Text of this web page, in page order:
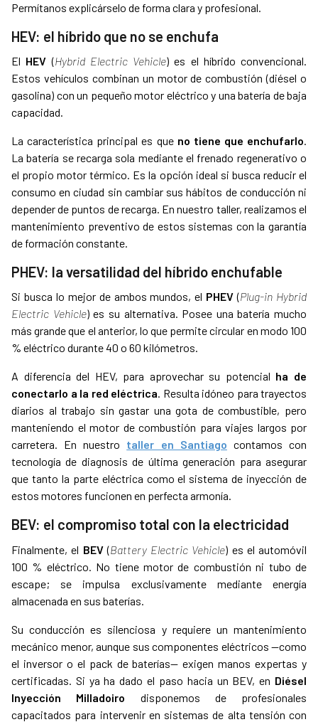
Permítanos explicárselo de forma clara y profesional.
HEV: el híbrido que no se enchufa
El HEV (Hybrid Electric Vehicle) es el híbrido convencional.
Estos vehículos combinan un motor de combustión (diésel o
gasolina) con un pequeño motor eléctrico y una batería de baja
capacidad.
La característica principal es que no tiene que enchufarlo.
La batería se recarga sola mediante el frenado regenerativo o
el propio motor térmico. Es la opción ideal si busca reducir el
consumo en ciudad sin cambiar sus hábitos de conducción ni
depender de puntos de recarga. En nuestro taller, realizamos el
mantenimiento preventivo de estos sistemas con la garantía
de formación constante.
PHEV: la versatilidad del híbrido enchufable
Si busca lo mejor de ambos mundos, el PHEV (Plug-in Hybrid
Electric Vehicle) es su alternativa. Posee una batería mucho
más grande que el anterior, lo que permite circular en modo 100
% eléctrico durante 40 o 60 kilómetros.
A diferencia del HEV, para aprovechar su potencial ha de
conectarlo a la red eléctrica. Resulta idóneo para trayectos
diarios al trabajo sin gastar una gota de combustible, pero
manteniendo el motor de combustión para viajes largos por
carretera. En nuestro taller en Santiago contamos con
tecnología de diagnosis de última generación para asegurar
que tanto la parte eléctrica como el sistema de inyección de
estos motores funcionen en perfecta armonía.
BEV: el compromiso total con la electricidad
Finalmente, el BEV(Battery Electric Vehicle) es el automóvil
100 % eléctrico. No tiene motor de combustión ni tubo de
escape; se impulsa exclusivamente mediante energía
almacenada en sus baterías.
Su conducción es silenciosa y requiere un mantenimiento
mecánico menor, aunque sus componentes eléctricos —como
el inversor o el pack de baterías— exigen manos expertas y
certificadas. Si ya ha dado el paso hacia un BEV, en Diésel
Inyección Milladoiro disponemos de profesionales
capacitados para intervenir en sistemas de alta tensión con